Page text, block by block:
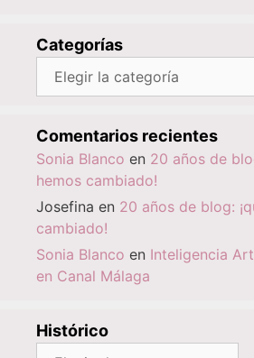
Categorías
Comentarios recientes
Sonia Blanco en 20 años de
hemos cambiado!
Josefina en 20 años de blog:
cambiado!
Sonia Blanco en Inteligencia
en Canal Málaga
Histórico